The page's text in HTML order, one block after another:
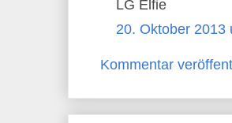
LG Elfie
20. Oktober 2013
Kommentar